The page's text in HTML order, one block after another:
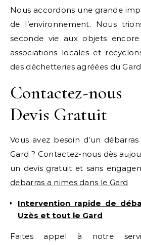
Nous accordons une grande
de l’environnement. Nous
seconde vie aux objets
associations locales et
des déchetteries agréées du
Contactez-
Devis Gratuit
Vous avez besoin d’un
Gard ? Contactez-nous dès
un devis gratuit et sans
debarras a nimes dans le Gard
Intervention rapide de
Uzès et tout le Gard
Faites appel à notre